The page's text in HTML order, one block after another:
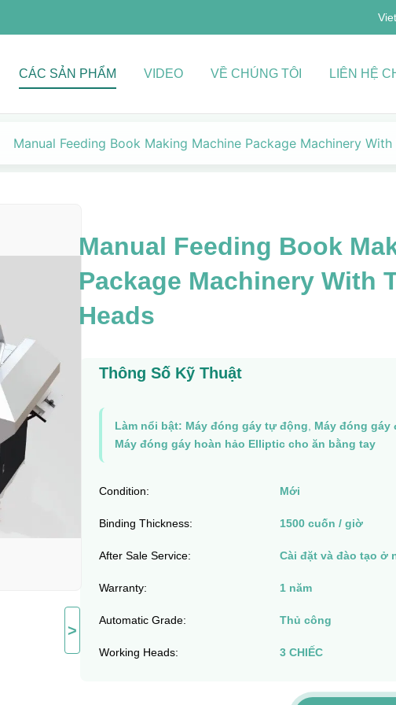
CÁC SẢN PHẨM VIDEO VỀ CHÚNG TÔI LIÊN HỆ
Manual Feeding Book Making Machine Package Machinery
>
Manual Feeding Book
Package Machinery With
Heads
Thông Số Kỹ Thuật
Làm nổi bật: Máy đóng gáy tự động Máy đóng gáy
Máy đóng gáy hoàn hảo Elliptic cho ăn bằng tay
Condition: Mới
Binding Thickness: 1500 cuốn / giờ
After Sale Service: Cài đặt và đào tạo ở
Warranty: 1 năm
Automatic Grade: Thủ công
Working Heads: 3 CHIẾC